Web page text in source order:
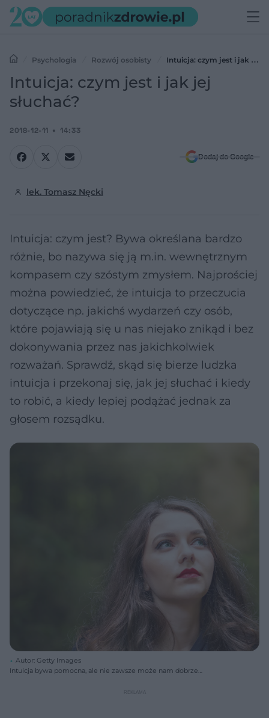
Psychologia Rozwój osobisty
Intuicja: czym jest i jak jej
słuchać?
Intuicja: czym jest i jak jej
słuchać?
2018-12-11 14:33
Dodaj do Google
lek. Tomasz Nęcki
Intuicja: czym jest? Bywa określana bardzo
różnie, bo nazywa się ją m.in. wewnętrznym
kompasem czy szóstym zmysłem. Najprościej
można powiedzieć, że intuicja to przeczucia
dotyczące np. jakichś wydarzeń czy osób,
które pojawiają się u nas niejako znikąd i bez
dokonywania przez nas jakichkolwiek
rozważań. Sprawdź, skąd się bierze ludzka
intuicja i przekonaj się, jak jej słuchać i kiedy
to robić, a kiedy lepiej podążać jednak za
głosem rozsądku.
Autor: Getty Images
Intuicja bywa pomocna, ale nie zawsze może nam dobrze